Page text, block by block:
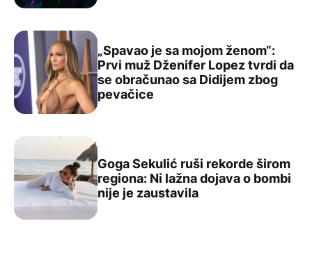
„Spavao je sa mojom ženom“: Prvi muž Dženifer
„Spavao je sa mojom ženom“:
Prvi muž Dženifer Lopez tvrdi da
se obračunao sa Didijem zbog
pevačice
Goga Sekulić ruši rekorde širom regiona: Ni lažna
Goga Sekulić ruši rekorde širom
regiona: Ni lažna dojava o bombi
nije je zaustavila